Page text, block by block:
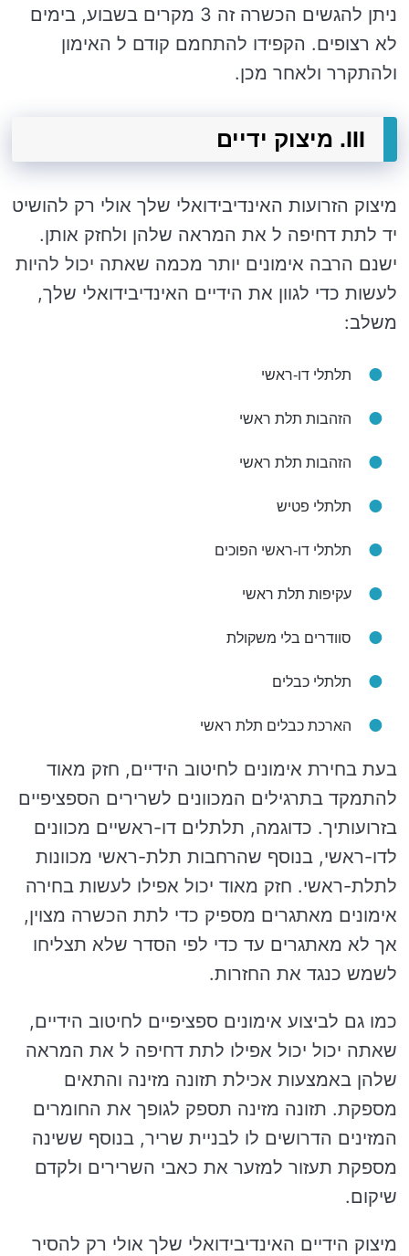
ניתן להגשים הכשרה זה 3 מקרים בשבוע, בימים
לא רצופים. הקפידו להתחמם קודם ל האימון
ולהתקרר ולאחר מכן.
III. מיצוק ידיים
מיצוק הזרועות האינדיבידואלי שלך אולי רק להושיט
יד לתת דחיפה ל את המראה שלהן ולחזק אותן.
ישנם הרבה אימונים יותר מכמה שאתה יכול להיות
לעשות כדי לגוון את הידיים האינדיבידואלי שלך,
משלב:
תלתלי דו-ראשי
הזהבות תלת ראשי
הזהבות תלת ראשי
תלתלי פטיש
תלתלי דו-ראשי הפוכים
עקיפות תלת ראשי
סוודרים בלי משקולת
תלתלי כבלים
הארכת כבלים תלת ראשי
בעת בחירת אימונים לחיטוב הידיים, חזק מאוד
להתמקד בתרגילים המכוונים לשרירים הספציפיים
בזרועותיך. כדוגמה, תלתלים דו-ראשיים מכוונים
לדו-ראשי, בנוסף שהרחבות תלת-ראשי מכוונות
לתלת-ראשי. חזק מאוד יכול אפילו לעשות בחירה
אימונים מאתגרים מספיק כדי לתת הכשרה מצוין,
אך לא מאתגרים עד כדי לפי הסדר שלא תצליחו
לשמש כנגד את החזרות.
כמו גם לביצוע אימונים ספציפיים לחיטוב הידיים,
שאתה יכול יכול אפילו לתת דחיפה ל את המראה
שלהן באמצעות אכילת תזונה מזינה והתאים
מספקת. תזונה מזינה תספק לגופך את החומרים
המזינים הדרושים לו לבניית שריר, בנוסף ששינה
מספקת תעזור למזער את כאבי השרירים ולקדם
שיקום.
מיצוק הידיים האינדיבידואלי שלך אולי רק להסיר